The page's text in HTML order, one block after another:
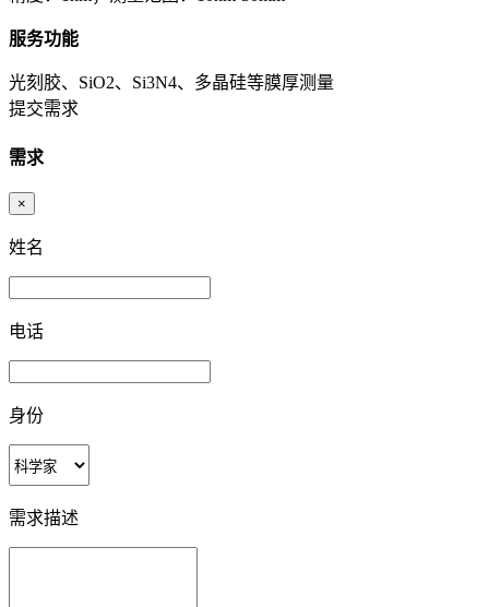
服务功能
光刻胶、SiO2、Si3N4、多晶硅等膜厚测量
提交需求
需求
×
姓名
电话
身份
需求描述